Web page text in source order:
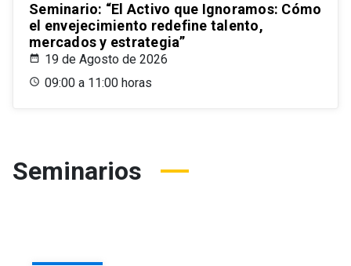
Seminario: “El Activo que Ignoramos: Cómo
el envejecimiento redefine talento,
mercados y estrategia”
19 de Agosto de 2026
09:00 a 11:00 horas
Seminarios